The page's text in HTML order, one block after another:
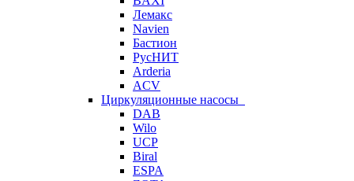
Лемакс
Navien
Бастион
РусНИТ
Arderia
ACV
Циркуляционные насосы
DAB
Wilo
UCP
Biral
ESPA